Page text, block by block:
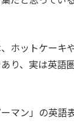
ホットケーキ
り、実は英語
マン」の英語